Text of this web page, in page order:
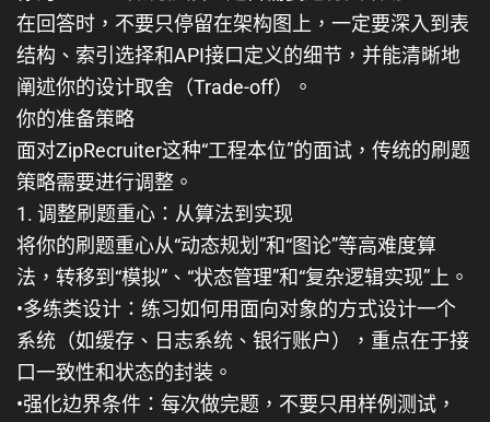
在回答时，不要只停留在架构图上，一定要深入到 表
结构、索引选择和API接口定义的细节，并能清晰地
阐述你的设计取舍（Trade-off）。
你的准备策略
面对ZipRecruiter这种“工程本位”的面试，传统的刷题
策略需要进行调整。
1. 调整刷题重心：从算法到实现
将你的刷题重心从“动态规划”和“图论”等高难度算
法，转移到 “模拟”、“状态管理”和“复杂逻辑实现” 上。
•多练类设计 ：练习如何用面向对象的方式设计一个
系统（如缓存、日志系统、银行账户），重点在于接
口一致性和状态的封装。
•强化边界条件 ：每次做完题，不要只用样例测试，